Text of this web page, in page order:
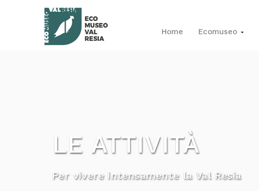
Home Ecomuseo
LE ATTIVITÀ
Per vivere intensamente la Val Resia